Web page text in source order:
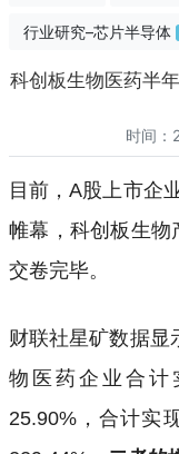
行业研究–芯片半导体
科创板生物医药半
时间
目前，A股上市企
帷幕，科创板生物
交卷完毕。
财联社星矿数据显
物医药企业合计
25.90%，合计实